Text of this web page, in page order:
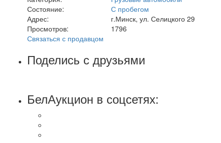
Состояние:
С пробегом
Адрес:
г.Минск, ул. Селицкого 29
Просмотров:
1796
Связаться с продавцом
Поделись с друзьями
БелАукцион в соцсетях: